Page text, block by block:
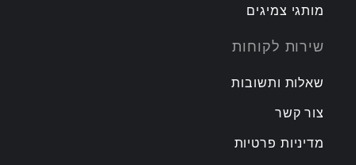
מותגי צמיגים
שירות לקוחות
שאלות ותשובות
צור קשר
מדיניות פרטיות